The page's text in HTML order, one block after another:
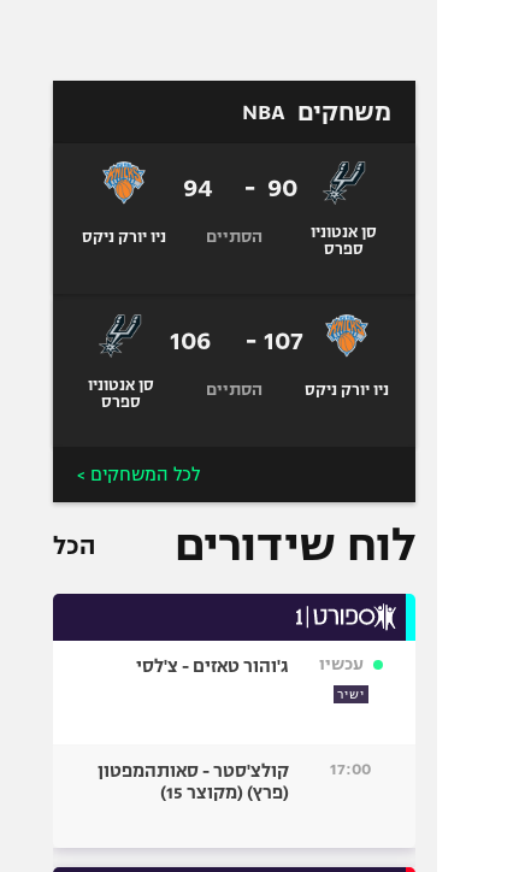
משחקים NBA
סן אנטוניו
ספרס
90
-
94
הסתיים ניו יורק ניקס
ניו יורק ניקס
107
-
106
הסתיים
סן אנטוניו
ספרס
לכל המשחקים >
לוח שידורים הכל
עכשיו
ישיר
ג'והור טאזים - צ'לסי
17:00
קולצ'סטר - סאותהמפטון
(פרץ) (מקוצר 15)